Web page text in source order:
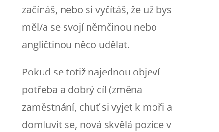
začínáš, nebo si vyčítáš, že už bys
měl/a se svojí němčinou nebo
angličtinou něco udělat.
Pokud se totiž najednou objeví
potřeba a dobrý cíl (změna
zaměstnání, chuť si vyjet k moři a
domluvit se, nová skvělá pozice v